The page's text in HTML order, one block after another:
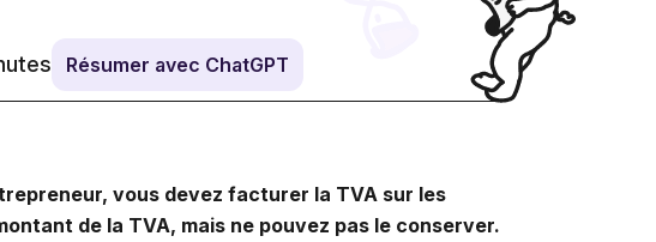
Résumer avec ChatGPT
vous devez facturer la TVA sur les
de la TVA, mais ne pouvez pas le conserver.